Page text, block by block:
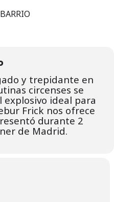
y trepidante en
circenses se
explosivo ideal para
Frick nos ofrece
durante 2
de Madrid.